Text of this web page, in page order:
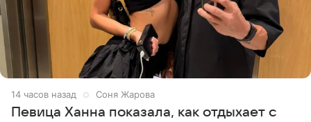
14 часов назад Соня Жарова
Певица Ханна показала, как отдыхает с